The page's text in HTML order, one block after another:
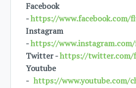
Facebook
-https://www.facebook.com/
Instagram
-https://
Twitter -https://twitter.com/
Youtube
-https://www.youtube.com/